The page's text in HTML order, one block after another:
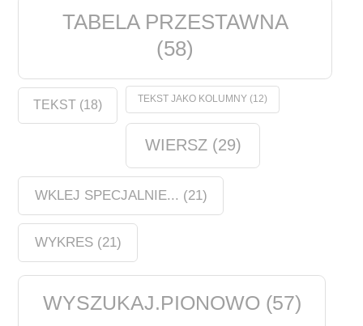
TABELA PRZESTAWNA
(58)
TEKST (18) TEKST JAKO KOLUMNY(12)
WIERSZ(29)
WKLEJ SPECJALNIE... (21)
WYKRES(21)
WYSZUKAJ.PIONOWO (57)